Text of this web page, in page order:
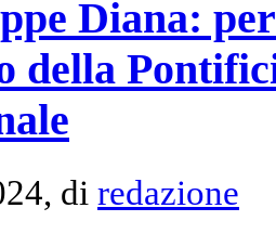
Diana:
della
di redazione